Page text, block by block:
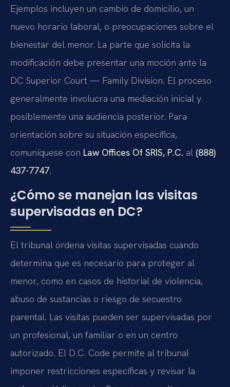
Ejemplos incluyen un cambio de domicilio, un
nuevo horario laboral, o preocupaciones sobre el
bienestar del menor. La parte que solicita la
modificación debe presentar una moción ante la
DC Superior Court — Family Division. El proceso
generalmente involucra una mediación inicial y
posiblemente una audiencia posterior. Para
orientación sobre su situación específica,
comuníquese con Law Offices Of SRIS, P.C. al (888)
437-7747.
¿Cómo se manejan las visitas
supervisadas en DC?
El tribunal ordena visitas supervisadas cuando
determina que es necesario para proteger al
menor, como en casos de historial de violencia,
abuso de sustancias o riesgo de secuestro
parental. Las visitas pueden ser supervisadas por
un profesional, un familiar o en un centro
autorizado. El D.C. Code permite al tribunal
imponer restricciones específicas y revisar la